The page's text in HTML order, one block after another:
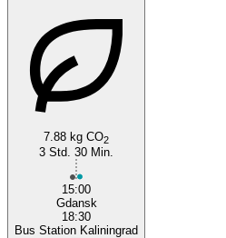
7.88 kg CO2
3 Std. 30 Min.
15:00
Gdansk
18:30
Bus Station Kaliningrad